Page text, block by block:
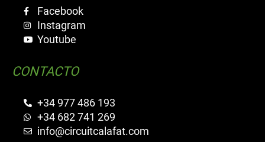
Facebook
Instagram
Youtube
CONTACTO
+34 977 486 193
+34 682 741 269
info@circuitcalafat.com